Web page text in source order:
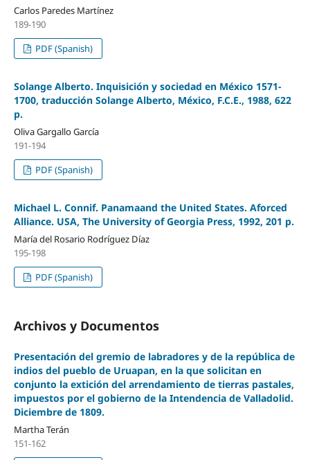
Carlos Paredes Martínez
189-190
PDF (Spanish)
Solange Alberto. Inquisición y sociedad en México 1571-
1700, traducción Solange Alberto, México, F.C.E., 1988, 622
p.
Oliva Gargallo García
191-194
PDF (Spanish)
Michael L. Connif. Panamaand the United States. Aforced
Alliance. USA, The University of Georgia Press, 1992, 201 p.
María del Rosario Rodríguez Díaz
195-198
PDF (Spanish)
Archivos y Documentos
Presentación del gremio de labradores y de la república de
indios del pueblo de Uruapan, en la que solicitan en
conjunto la extición del arrendamiento de tierras pastales,
impuestos por el gobierno de la Intendencia de Valladolid.
Diciembre de 1809.
Martha Terán
151-162